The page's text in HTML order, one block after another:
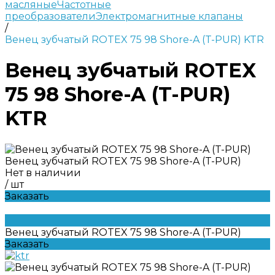
масляныеЧастотные
преобразователиЭлектромагнитные клапаны
/
Венец зубчатый ROTEX 75 98 Shore-A (T-PUR) KTR
Венец зубчатый ROTEX
75 98 Shore-A (T-PUR)
KTR
Венец зубчатый ROTEX 75 98 Shore-A (T-PUR)
Нет в наличии
/ шт
Заказать
Венец зубчатый ROTEX 75 98 Shore-A (T-PUR)
Заказать